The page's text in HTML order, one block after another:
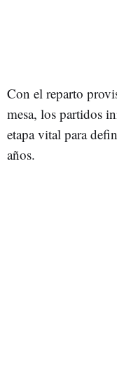
Con el reparto
mesa, los partidos
etapa vital para
años.